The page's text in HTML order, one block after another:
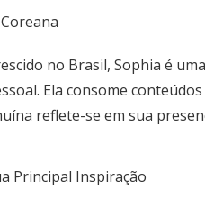
no Brasil, Sophia é
Ela consome
reflete-se em sua
Principal Inspiração